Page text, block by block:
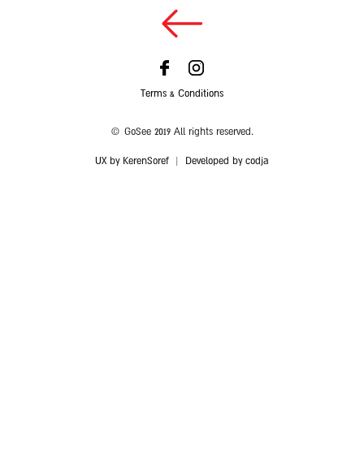
Terms & Conditions
© GoSee 2019 All rights reserved.
UX by KerenSoref Developed by codja